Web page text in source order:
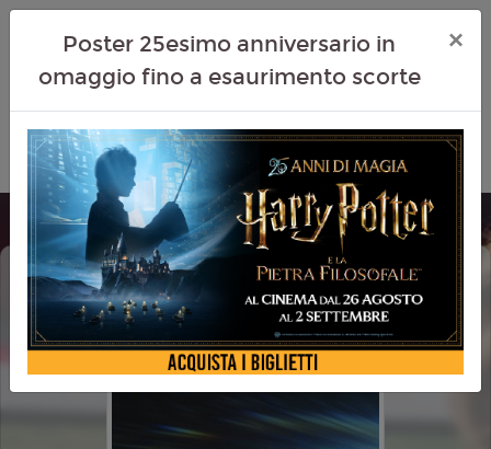
DISCLOSURE DAY
Poster 25esimo anniversario in
omaggio fino a esaurimento scorte
×